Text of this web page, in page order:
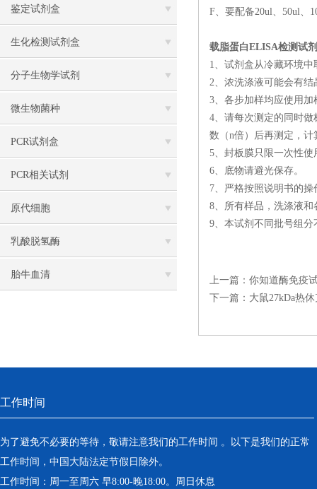
鉴定试剂盒
生化检测试剂盒
分子生物学试剂
微生物菌种
PCR试剂盒
PCR相关试剂
原代细胞
乳酸脱氢酶
胎牛血清
F、要配备20ul、50ul、
载脂蛋白ELISA检测试
1、试剂盒从冷藏环境
2、浓洗涤液可能会有
3、各步加样均应使用
4、请每次测定的同时
数（n倍）后再测定，
5、封板膜只限一次性
6、底物请避光保存。
7、严格按照说明书的
8、所有样品，洗涤液
9、本试剂不同批号组分
上一篇： 你知道酶免疫
下一篇： 大鼠27kDa热
工作时间
为了避免不必要的等待，敬请注意我们的工作时间 。以下是我们的正常
工作时间，中国大陆法定节假日除外。
工作时间：周一至周六 早8:00-晚18:00。周日休息